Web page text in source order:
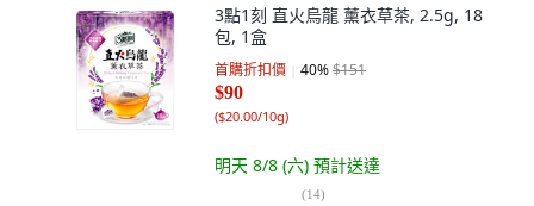
3點1刻 直火烏龍 薰衣草茶, 2.5g, 18
包, 1盒
首購折扣價 40%$151
$90
($20.00/10g)
明天 8/8 (六) 預計送達
(14)